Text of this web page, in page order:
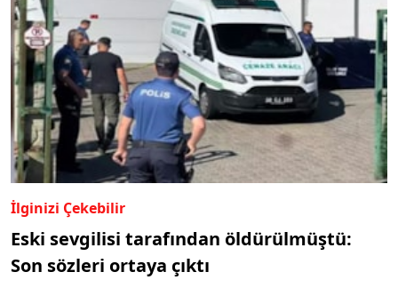
İlginizi Çekebilir
Eski sevgilisi tarafından öldürülmüştü:
Son sözleri ortaya çıktı